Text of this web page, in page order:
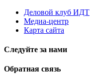
Деловой клуб ИДТ
Медиа-центр
Карта сайта
Следуйте за нами
Обратная связь